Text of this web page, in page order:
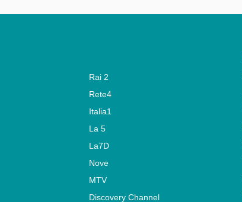
Rai 2
Rete4
Italia1
La 5
La7D
Nove
MTV
Discovery Channel